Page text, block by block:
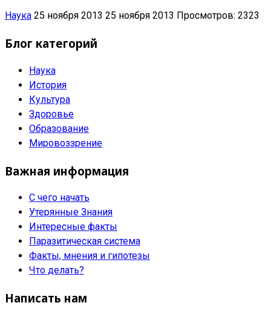
Наука 25 ноября 2013 25 ноября 2013 Просмотров: 2323
Блог категорий
Наука
История
Культура
Здоровье
Образование
Мировоззрение
Важная информация
С чего начать
Утерянные Знания
Интересные факты
Паразитическая система
Факты, мнения и гипотезы
Что делать?
Написать нам